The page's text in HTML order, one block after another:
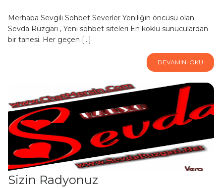
Merhaba Sevgili Sohbet Severler Yeniliğin öncüsü olan
Sevda Rüzgarı , Yeni sohbet siteleri En köklü sunuculardan
bir tanesi. Her geçen […]
DEVAMINI OKU
Sizin Radyonuz